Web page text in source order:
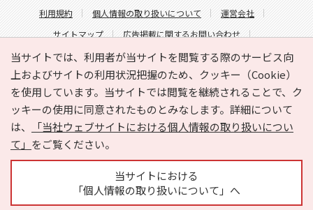
当サイトでは、利用者が当サイトを閲覧する際のサービス向
上およびサイトの利用状況把握のため、クッキー（Cookie）
を使用しています。当サイトでは閲覧を継続されることで、ク
ッキーの使用に同意されたものとみなします。詳細について
は、
「当社ウェブサイトにおける個人情報の取り扱いについ
て」 をご覧ください。
当サイトにおける
「個人情報の取り扱いについて」へ
利用規約
個人情報の取り扱いについて
運営会社
サイトマップ
広告掲載に関するお問い合わせ
サイトの内容に関するお問い合わせ
Copyright © HYOJITO.Co.,Ltd. All Rights Reserved.